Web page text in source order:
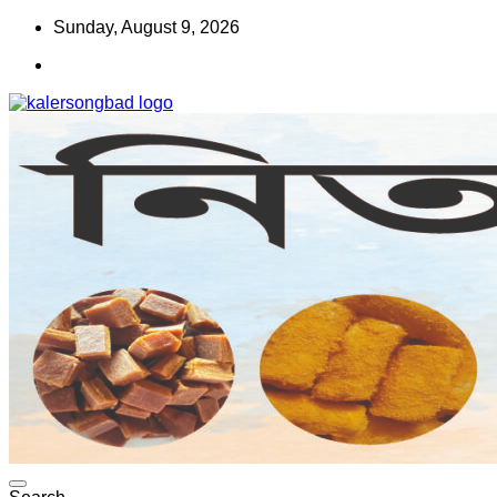
Skip
content
Sunday, August 9, 2026
কালের সংবাদ
www.kalersongbad.com